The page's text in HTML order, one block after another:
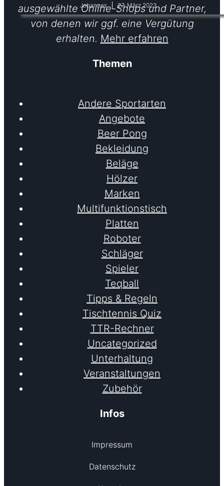
Johannes 27. März 2023
ausgewählte Online-Shops und Partner,
von denen wir ggf. eine Vergütung
erhalten. Mehr erfahren
Themen
Andere Sportarten
Angebote
Beer Pong
Bekleidung
Beläge
Hölzer
Marken
Multifunktionstisch
Platten
Roboter
Schläger
Spieler
Teqball
Tipps & Regeln
Tischtennis Quiz
TTR-Rechner
Uncategorized
Unterhaltung
Veranstaltungen
Zubehör
Infos
Impressum
Datenschutz